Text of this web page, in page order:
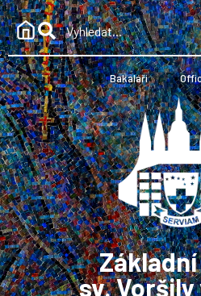
Bakaláři
sv. Voršily